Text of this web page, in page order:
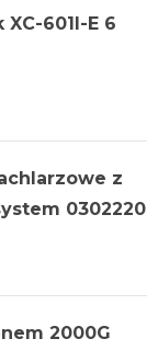
XC-601I-E 6
z
0302220
2000G